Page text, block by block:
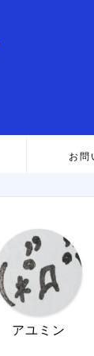
お問
アユミン